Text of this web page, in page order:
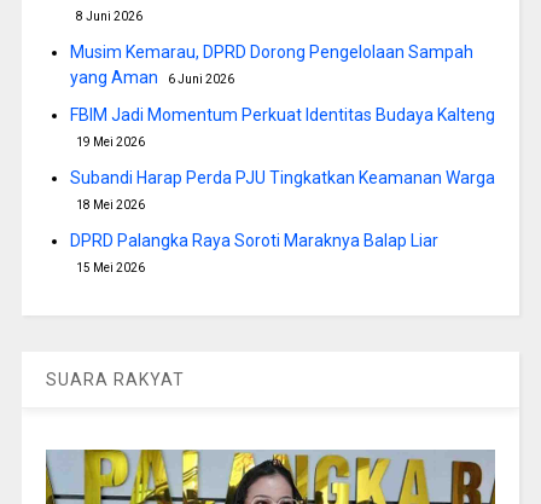
8 Juni 2026
Musim Kemarau, DPRD Dorong Pengelolaan Sampah
yang Aman
6 Juni 2026
FBIM Jadi Momentum Perkuat Identitas Budaya Kalteng
19 Mei 2026
Subandi Harap Perda PJU Tingkatkan Keamanan Warga
18 Mei 2026
DPRD Palangka Raya Soroti Maraknya Balap Liar
15 Mei 2026
SUARA RAKYAT